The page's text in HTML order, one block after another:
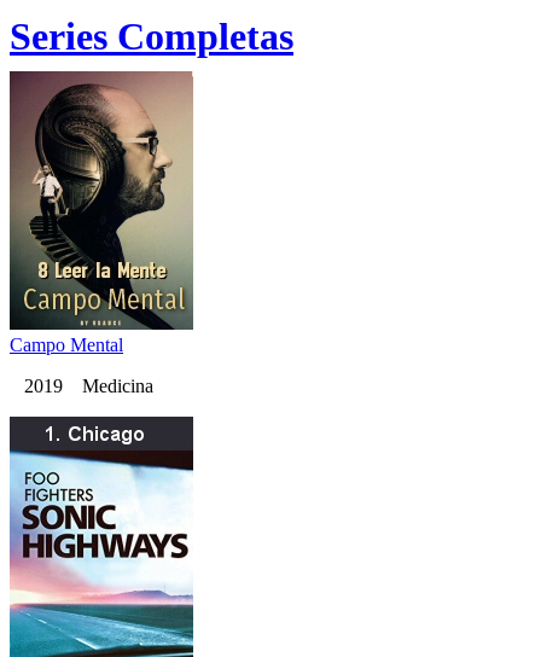
Series Completas
Campo Mental
2019 Medicina